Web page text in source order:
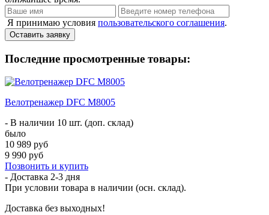
Я принимаю условия пользовательского соглашения.
Оставить заявку
Последние просмотренные товары:
Велотренажер DFC M8005
- В наличии 10 шт. (доп. склад)
было
10 989 руб
9 990 руб
Позвонить и купить
- Доставка 2-3 дня
При условии товара в наличии (осн. склад).
Доставка без выходных!